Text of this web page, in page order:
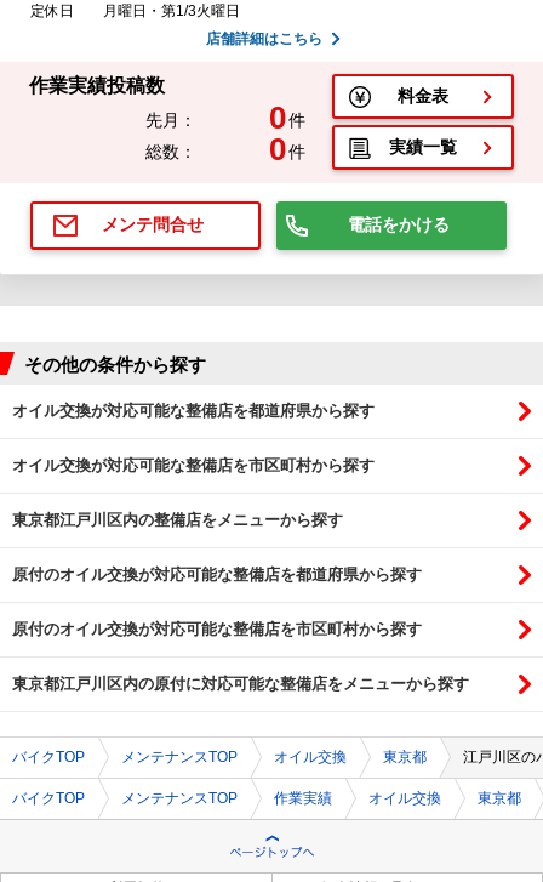
定休日
月曜日・第1/3火曜日
店舗詳細はこちら
作業実績投稿数
先月： 0件
総数：
0件
料金表
実績一覧
メンテ問合せ 電話をかける
その他の条件から探す
オイル交換が対応可能な整備店を都道府県から探す
オイル交換が対応可能な整備店を市区町村から探す
東京都江戸川区内の整備店をメニューから探す
原付のオイル交換が対応可能な整備店を都道府県から探す
原付のオイル交換が対応可能な整備店を市区町村から探す
東京都江戸川区内の原付に対応可能な整備店をメニューから探す
バイクTOP メンテナンスTOP オイル交換 東京都 江戸川区の
バイクTOP メンテナンスTOP 作業実績 オイル交換 東京都